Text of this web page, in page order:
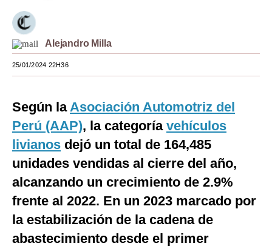
Estilos
Mundo
EEUU
España
Internacional
Tecnología
Mix
G de Gestión
Alejandro Milla
25/01/2024 22H36
Según laAsociación Automotriz del
Perú (AAP), la categoría vehículos
livianos dejó un total de 164,485
unidades vendidas al cierre del año,
alcanzando un crecimiento de 2.9%
frente al 2022. En un 2023 marcado por
la estabilización de la cadena de
abastecimiento desde el primer